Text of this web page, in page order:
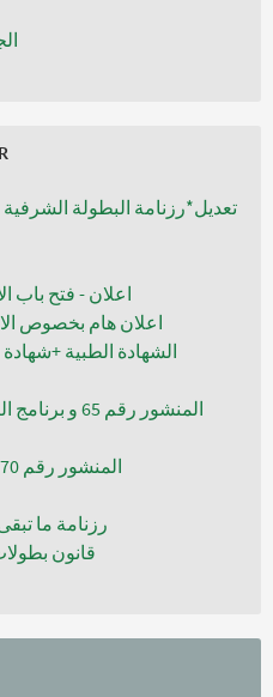
اعلان - فتح باب
اعلان هام بخصوص
الشهادة الطبية
المنشور رقم
المنشور رقم 70 المؤرخ في 22 فيفري 2026
رزنامة ما
قانون بطولات